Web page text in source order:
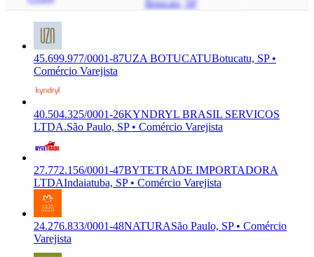
Botucatu, SP
45.699.977/0001-87UZA BOTUCATUBotucatu, SP •
Comércio Varejista
40.504.325/0001-26KYNDRYL BRASIL SERVICOS
LTDA.São Paulo, SP • Comércio Varejista
27.772.156/0001-47BYTETRADE IMPORTADORA
LTDAIndaiatuba, SP • Comércio Varejista
24.276.833/0001-48NATURASão Paulo, SP • Comércio
Varejista